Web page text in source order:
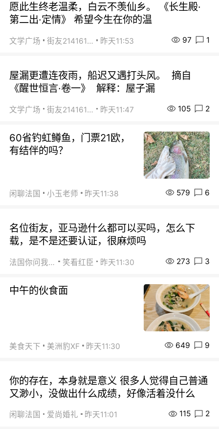
愿此生终老温柔，白云不羡仙乡。 《长生殿·
第二出·定情》 希望今生在你的温
文学广场 街友21416156 昨天11:53 97 1
屋漏更遭连夜雨，船迟又遇打头风。 摘自
《醒世恒言·卷一》 解释：屋子漏
文学广场 街友21416156 昨天11:47 105 2
60省钓虹鳟鱼，门票21欧，
有结伴的吗？
闲聊法国 小玉老师 昨天11:38 579 6
名位街友，亚马逊什么都可以买吗，怎么下
载，是不是还要认证，很麻烦吗
法国你问我答 笑看红臣 昨天11:30 273 3
中午的伙食面
美食天下 美洲豹XF 昨天11:30 649 9
你的存在，本身就是意义 很多人觉得自己普通
又渺小，没做出什么成绩，好像活着没什么
闲聊法国 爱尚婚礼 昨天11:01 115 2